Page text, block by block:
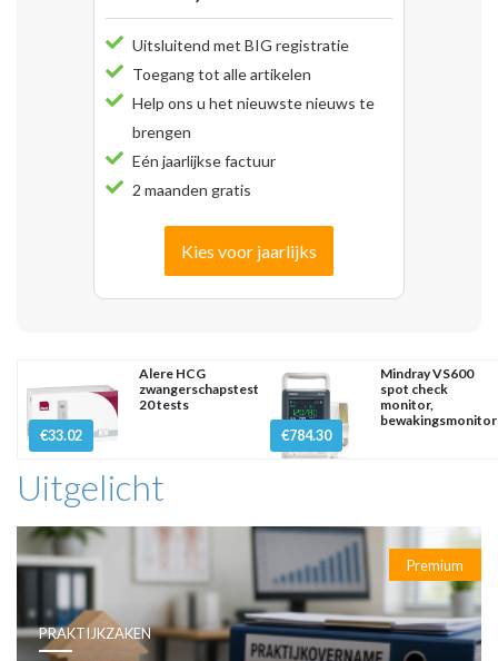
Uitsluitend met BIG registratie
Toegang tot alle artikelen
Help ons u het nieuwste nieuws te
brengen
Eén jaarlijkse factuur
2 maanden gratis
Kies voor jaarlijks
€33.02
Alere HCG
zwangerschapstest
20 tests
€784.30
Mindray VS600
spot check
monitor,
bewakingsmonitor
Uitgelicht
Premium
PRAKTIJKZAKEN